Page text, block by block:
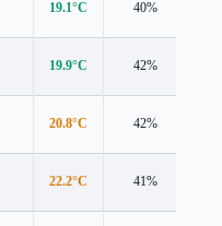
19.1°C 40%
19.9°C 42%
20.8°C 42%
22.2°C 41%